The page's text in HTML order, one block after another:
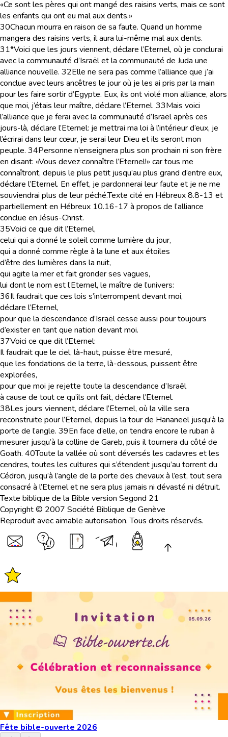
«Ce sont les pères qui ont mangé des raisins verts, mais ce sont
les enfants qui ont eu mal aux dents.»
30Chacun mourra en raison de sa faute. Quand un homme
mangera des raisins verts, il aura lui-même mal aux dents.
31*Voici que les jours viennent, déclare l’Eternel, où je conclurai
avec la communauté d’Israël et la communauté de Juda une
alliance nouvelle. 32Elle ne sera pas comme l’alliance que j’ai
conclue avec leurs ancêtres le jour où je les ai pris par la main
pour les faire sortir d’Egypte. Eux, ils ont violé mon alliance, alors
que moi, j’étais leur maître, déclare l’Eternel. 33Mais voici
l’alliance que je ferai avec la communauté d’Israël après ces
jours-là, déclare l’Eternel: je mettrai ma loi à l’intérieur d’eux, je
l’écrirai dans leur cœur, je serai leur Dieu et ils seront mon
peuple. 34Personne n’enseignera plus son prochain ni son frère
en disant: «Vous devez connaître l’Eternel!» car tous me
connaîtront, depuis le plus petit jusqu’au plus grand d’entre eux,
déclare l’Eternel. En effet, je pardonnerai leur faute et je ne me
souviendrai plus de leur péché.Texte cité en Hébreux 8.8-13 et
partiellement en Hébreux 10.16-17 à propos de l’alliance
conclue en Jésus-Christ.
35Voici ce que dit l’Eternel,
celui qui a donné le soleil comme lumière du jour,
qui a donné comme règle à la lune et aux étoiles
d’être des lumières dans la nuit,
qui agite la mer et fait gronder ses vagues,
lui dont le nom est l’Eternel, le maître de l’univers:
36Il faudrait que ces lois s’interrompent devant moi,
déclare l’Eternel,
pour que la descendance d’Israël cesse aussi pour toujours
d’exister en tant que nation devant moi.
37Voici ce que dit l’Eternel:
Il faudrait que le ciel, là-haut, puisse être mesuré,
que les fondations de la terre, là-dessous, puissent être
explorées,
pour que moi je rejette toute la descendance d’Israël
à cause de tout ce qu’ils ont fait, déclare l’Eternel.
38Les jours viennent, déclare l’Eternel, où la ville sera
reconstruite pour l’Eternel, depuis la tour de Hananeel jusqu’à la
porte de l’angle. 39En face d’elle, on tendra encore le ruban à
mesurer jusqu’à la colline de Gareb, puis il tournera du côté de
Goath. 40Toute la vallée où sont déversés les cadavres et les
cendres, toutes les cultures qui s’étendent jusqu’au torrent du
Cédron, jusqu’à l’angle de la porte des chevaux à l’est, tout sera
consacré à l’Eternel et ne sera plus jamais ni dévasté ni détruit.
Texte biblique de la Bible version Segond 21
Copyright © 2007 Société Biblique de Genève
Reproduit avec aimable autorisation. Tous droits réservés.
Fête bible-ouverte 2026